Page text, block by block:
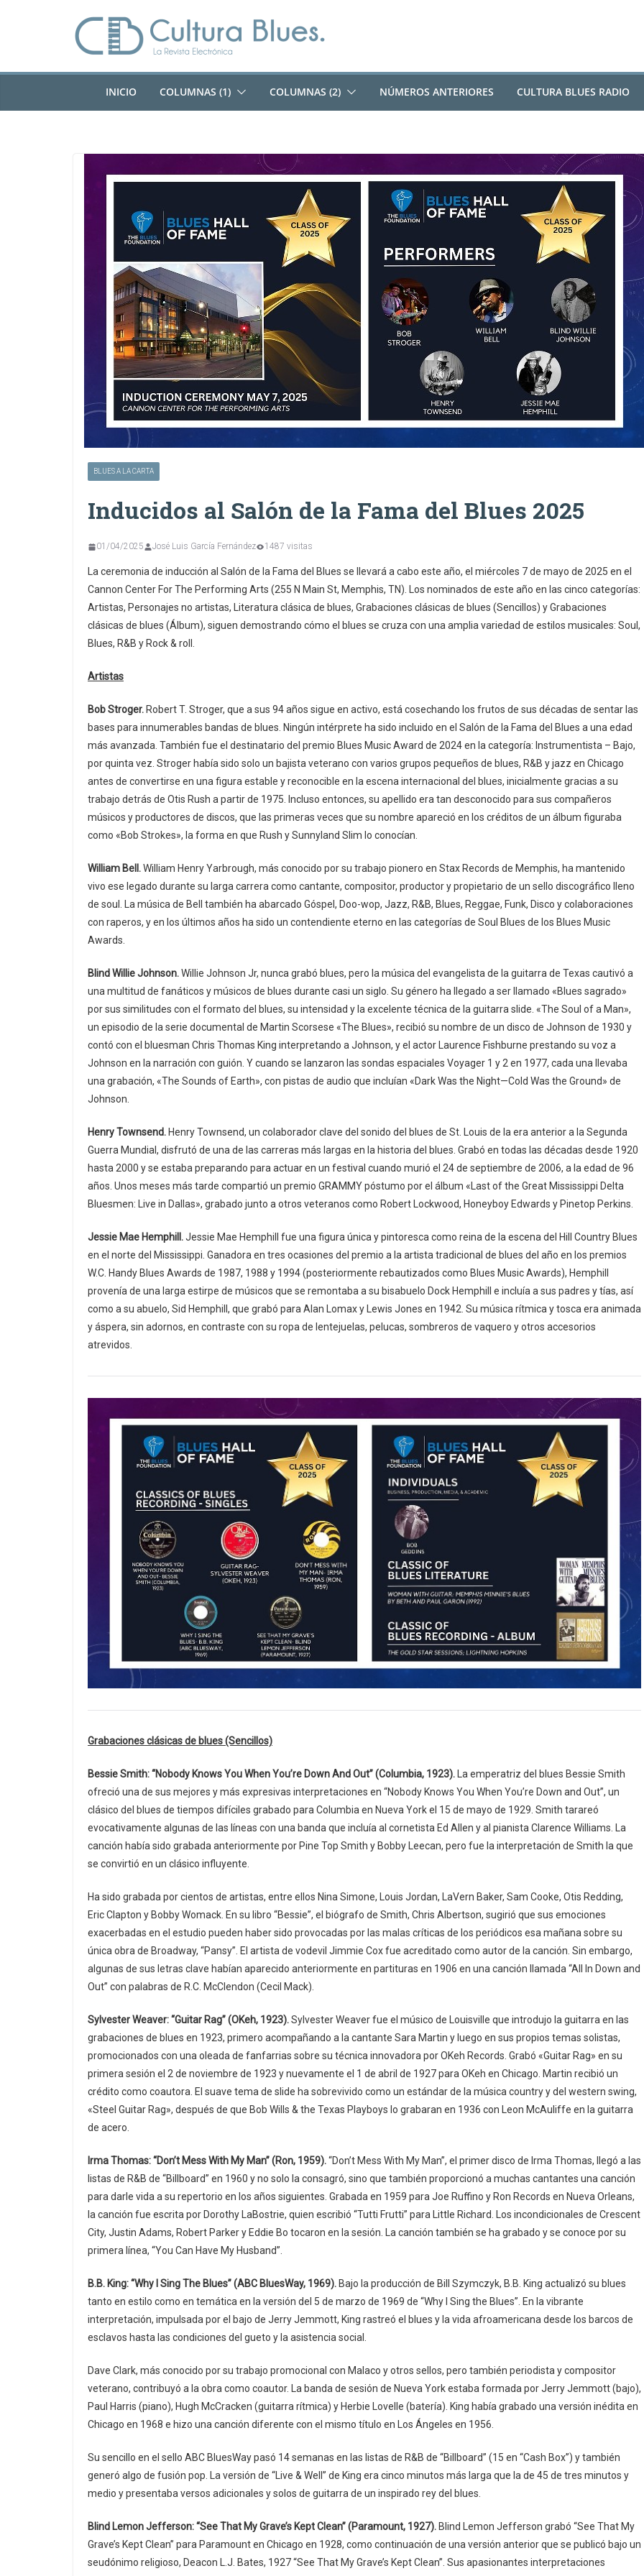
INICIO COLUMNAS (1) COLUMNAS (2) NÚMEROS ANTERIORES CULTURA BLUES RADIO
BLUES A LA CARTA
Inducidos al Salón de la Fama del Blues 2025
01/04/2025 José Luis García Fernández 1487 visitas
La ceremonia de inducción al Salón de la Fama del Blues se llevará a cabo este año, el miércoles 7 de mayo de 2025 en el
Cannon Center For The Performing Arts (255 N Main St, Memphis, TN). Los nominados de este año en las cinco categorías:
Artistas, Personajes no artistas, Literatura clásica de blues, Grabaciones clásicas de blues (Sencillos) y Grabaciones
clásicas de blues (Álbum), siguen demostrando cómo el blues se cruza con una amplia variedad de estilos musicales: Soul,
Blues, R&B y Rock & roll.
Artistas
Bob Stroger. Robert T. Stroger, que a sus 94 años sigue en activo, está cosechando los frutos de sus décadas de sentar las
bases para innumerables bandas de blues. Ningún intérprete ha sido incluido en el Salón de la Fama del Blues a una edad
más avanzada. También fue el destinatario del premio Blues Music Award de 2024 en la categoría: Instrumentista – Bajo,
por quinta vez. Stroger había sido solo un bajista veterano con varios grupos pequeños de blues, R&B y jazz en Chicago
antes de convertirse en una figura estable y reconocible en la escena internacional del blues, inicialmente gracias a su
trabajo detrás de Otis Rush a partir de 1975. Incluso entonces, su apellido era tan desconocido para sus compañeros
músicos y productores de discos, que las primeras veces que su nombre apareció en los créditos de un álbum figuraba
como «Bob Strokes», la forma en que Rush y Sunnyland Slim lo conocían.
William Bell.William Henry Yarbrough, más conocido por su trabajo pionero en Stax Records de Memphis, ha mantenido
vivo ese legado durante su larga carrera como cantante, compositor, productor y propietario de un sello discográfico lleno
de soul. La música de Bell también ha abarcado Góspel, Doo-wop, Jazz, R&B, Blues, Reggae, Funk, Disco y colaboraciones
con raperos, y en los últimos años ha sido un contendiente eterno en las categorías de Soul Blues de los Blues Music
Awards.
Blind Willie Johnson.Willie Johnson Jr, nunca grabó blues, pero la música del evangelista de la guitarra de Texas cautivó a
una multitud de fanáticos y músicos de blues durante casi un siglo. Su género ha llegado a ser llamado «Blues sagrado»
por sus similitudes con el formato del blues, su intensidad y la excelente técnica de la guitarra slide. «The Soul of a Man»,
un episodio de la serie documental de Martin Scorsese «The Blues», recibió su nombre de un disco de Johnson de 1930 y
contó con el bluesman Chris Thomas King interpretando a Johnson, y el actor Laurence Fishburne prestando su voz a
Johnson en la narración con guión. Y cuando se lanzaron las sondas espaciales Voyager 1 y 2 en 1977, cada una llevaba
una grabación, «The Sounds of Earth», con pistas de audio que incluían «Dark Was the Night—Cold Was the Ground» de
Johnson.
Henry Townsend. Henry Townsend, un colaborador clave del sonido del blues de St. Louis de la era anterior a la Segunda
Guerra Mundial, disfrutó de una de las carreras más largas en la historia del blues. Grabó en todas las décadas desde 1920
hasta 2000 y se estaba preparando para actuar en un festival cuando murió el 24 de septiembre de 2006, a la edad de 96
años. Unos meses más tarde compartió un premio GRAMMY póstumo por el álbum «Last of the Great Mississippi Delta
Bluesmen: Live in Dallas», grabado junto a otros veteranos como Robert Lockwood, Honeyboy Edwards y Pinetop Perkins.
Jessie Mae Hemphill.Jessie Mae Hemphill fue una figura única y pintoresca como reina de la escena del Hill Country Blues
en el norte del Mississippi. Ganadora en tres ocasiones del premio a la artista tradicional de blues del año en los premios
W.C. Handy Blues Awards de 1987, 1988 y 1994 (posteriormente rebautizados como Blues Music Awards), Hemphill
provenía de una larga estirpe de músicos que se remontaba a su bisabuelo Dock Hemphill e incluía a sus padres y tías, así
como a su abuelo, Sid Hemphill, que grabó para Alan Lomax y Lewis Jones en 1942. Su música rítmica y tosca era animada
y áspera, sin adornos, en contraste con su ropa de lentejuelas, pelucas, sombreros de vaquero y otros accesorios
atrevidos.
Grabaciones clásicas de blues (Sencillos)
Bessie Smith: “Nobody Knows You When You’re Down And Out” (Columbia, 1923).
La emperatriz del blues Bessie Smith
ofreció una de sus mejores y más expresivas interpretaciones en “Nobody Knows You When You’re Down and Out”, un
clásico del blues de tiempos difíciles grabado para Columbia en Nueva York el 15 de mayo de 1929. Smith tarareó
evocativamente algunas de las líneas con una banda que incluía al cornetista Ed Allen y al pianista Clarence Williams. La
canción había sido grabada anteriormente por Pine Top Smith y Bobby Leecan, pero fue la interpretación de Smith la que
se convirtió en un clásico influyente.
Ha sido grabada por cientos de artistas, entre ellos Nina Simone, Louis Jordan, LaVern Baker, Sam Cooke, Otis Redding,
Eric Clapton y Bobby Womack. En su libro “Bessie”, el biógrafo de Smith, Chris Albertson, sugirió que sus emociones
exacerbadas en el estudio pueden haber sido provocadas por las malas críticas de los periódicos esa mañana sobre su
única obra de Broadway, “Pansy”. El artista de vodevil Jimmie Cox fue acreditado como autor de la canción. Sin embargo,
algunas de sus letras clave habían aparecido anteriormente en partituras en 1906 en una canción llamada “All In Down and
Out” con palabras de R.C. McClendon (Cecil Mack).
Sylvester Weaver: “Guitar Rag” (OKeh, 1923).Sylvester Weaver fue el músico de Louisville que introdujo la guitarra en las
grabaciones de blues en 1923, primero acompañando a la cantante Sara Martin y luego en sus propios temas solistas,
promocionados con una oleada de fanfarrias sobre su técnica innovadora por OKeh Records. Grabó «Guitar Rag» en su
primera sesión el 2 de noviembre de 1923 y nuevamente el 1 de abril de 1927 para OKeh en Chicago. Martin recibió un
crédito como coautora. El suave tema de slide ha sobrevivido como un estándar de la música country y del western swing,
«Steel Guitar Rag», después de que Bob Wills & the Texas Playboys lo grabaran en 1936 con Leon McAuliffe en la guitarra
de acero.
Irma Thomas: “Don’t Mess With My Man” (Ron, 1959).“Don’t Mess With My Man”, el primer disco de Irma Thomas, llegó a las
listas de R&B de “Billboard” en 1960 y no solo la consagró, sino que también proporcionó a muchas cantantes una canción
para darle vida a su repertorio en los años siguientes. Grabada en 1959 para Joe Ruffino y Ron Records en Nueva Orleans,
la canción fue escrita por Dorothy LaBostrie, quien escribió “Tutti Frutti” para Little Richard. Los incondicionales de Crescent
City, Justin Adams, Robert Parker y Eddie Bo tocaron en la sesión. La canción también se ha grabado y se conoce por su
primera línea, “You Can Have My Husband”.
B.B. King: “Why I Sing The Blues” (ABC BluesWay, 1969). Bajo la producción de Bill Szymczyk, B.B. King actualizó su blues
tanto en estilo como en temática en la versión del 5 de marzo de 1969 de “Why I Sing the Blues”. En la vibrante
interpretación, impulsada por el bajo de Jerry Jemmott, King rastreó el blues y la vida afroamericana desde los barcos de
esclavos hasta las condiciones del gueto y la asistencia social.
Dave Clark, más conocido por su trabajo promocional con Malaco y otros sellos, pero también periodista y compositor
veterano, contribuyó a la obra como coautor. La banda de sesión de Nueva York estaba formada por Jerry Jemmott (bajo),
Paul Harris (piano), Hugh McCracken (guitarra rítmica) y Herbie Lovelle (batería). King había grabado una versión inédita en
Chicago en 1968 e hizo una canción diferente con el mismo título en Los Ángeles en 1956.
Su sencillo en el sello ABC BluesWay pasó 14 semanas en las listas de R&B de “Billboard” (15 en “Cash Box”) y también
generó algo de fusión pop. La versión de “Live & Well” de King era cinco minutos más larga que la de 45 de tres minutos y
medio y presentaba versos adicionales y solos de guitarra de un inspirado rey del blues.
Blind Lemon Jefferson: “See That My Grave’s Kept Clean” (Paramount, 1927). Blind Lemon Jefferson grabó “See That My
Grave’s Kept Clean” para Paramount en Chicago en 1928, como continuación de una versión anterior que se publicó bajo un
seudónimo religioso, Deacon L.J. Bates, 1927 “See That My Grave’s Kept Clean”. Sus apasionantes interpretaciones